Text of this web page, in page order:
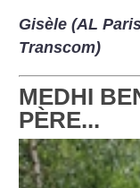
Gisèle (AL
Transcom)
MEDHI
PÈRE...